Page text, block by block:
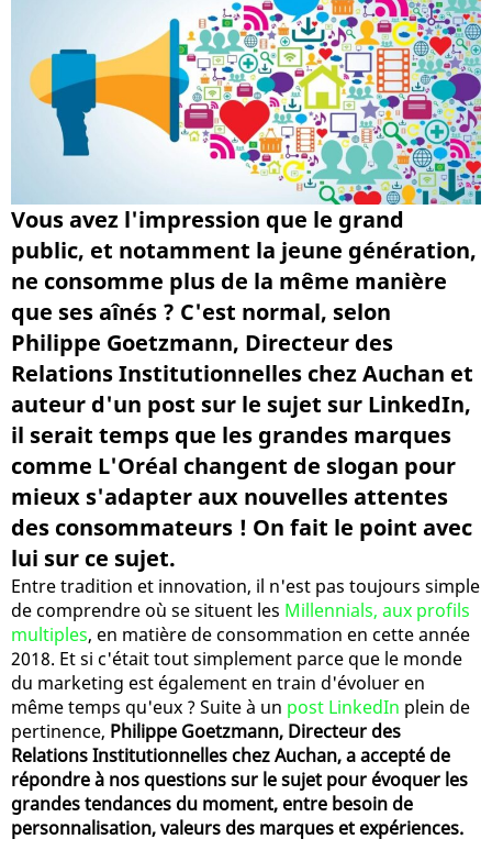
Vous avez l'impression que le grand
public, et notamment la jeune génération,
ne consomme plus de la même manière
que ses aînés ? C'est normal, selon
Philippe Goetzmann, Directeur des
Relations Institutionnelles chez Auchan et
auteur d'un post sur le sujet sur LinkedIn,
il serait temps que les grandes marques
comme L'Oréal changent de slogan pour
mieux s'adapter aux nouvelles attentes
des consommateurs ! On fait le point avec
lui sur ce sujet.
Entre tradition et innovation, il n'est pas toujours simple
de comprendre où se situent les Millennials, aux profils
multiples, en matière de consommation en cette année
2018. Et si c'était tout simplement parce que le monde
du marketing est également en train d'évoluer en
même temps qu'eux ? Suite à un post LinkedIn plein de
pertinence, Philippe Goetzmann, Directeur des
Relations Institutionnelles chez Auchan, a accepté de
répondre à nos questions sur le sujet pour évoquer les
grandes tendances du moment, entre besoin de
personnalisation, valeurs des marques et expériences.